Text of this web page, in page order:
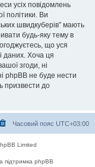
усіх повідомлень
політики. Ви
швидкуберів” мають
будь-яку тему в
що уся
даних. Хоча ця
згоди, ні
phpBB не буде нести
призвести до
Часовий пояс UTC+03:00
Limited
підтримка phpBB